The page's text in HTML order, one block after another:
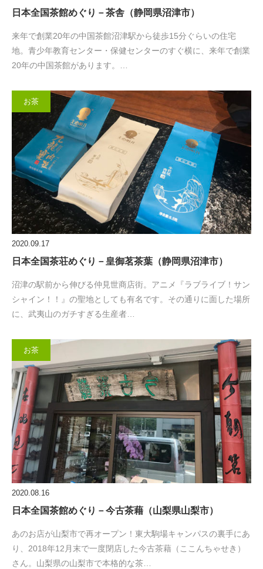
日本全国茶館めぐり－茶舎（静岡県沼津市）
来年で創業20年の中国茶館沼津駅から徒歩15分ぐらいの住宅
地。青少年教育センター・保健センターのすぐ横に、来年で創業
20年の中国茶館があります。…
お茶
2020.09.17
日本全国茶荘めぐり－皇御茗茶葉（静岡県沼津市）
沼津の駅前から伸びる仲見世商店街。アニメ『ラブライブ！サン
シャイン！！』の聖地としても有名です。その通りに面した場所
に、武夷山のガチすぎる生産者…
お茶
2020.08.16
日本全国茶館めぐり－今古茶藉（山梨県山梨市）
あのお店が山梨市で再オープン！東大駒場キャンパスの裏手にあ
り、2018年12月末で一度閉店した今古茶藉（ここんちゃせき）
さん。山梨県の山梨市で本格的な茶…